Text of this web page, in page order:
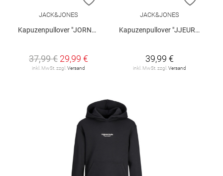
JACK&JONES
Kapuzenpullover "JORNORREBRO"
37,99 € 29,99 €
inkl. MwSt. zzgl. Versand
JACK&JONES
Kapuzenpullover "JJEURBAN"
39,99 €
inkl. MwSt. zzgl. Versand